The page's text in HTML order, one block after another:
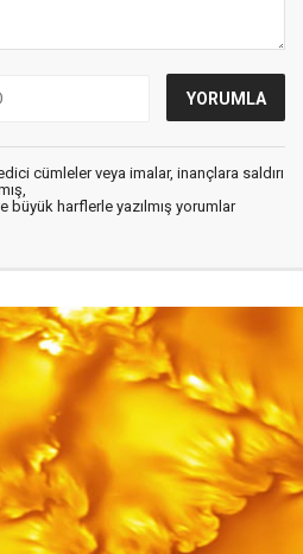
cümleler veya imalar, inançlara saldırı
büyük harflerle yazılmış yorumlar